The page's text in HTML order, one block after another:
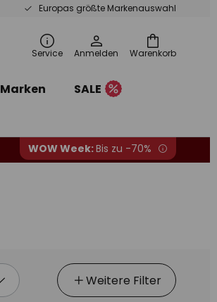
Europas größte Markenauswahl
Warenkorb
Service Anmelden
Marken
SALE
WOW Week:Bis zu -70%
Weitere Filter